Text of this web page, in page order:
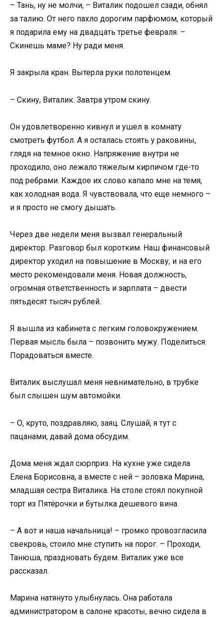
– Тань, ну не молчи, – Виталик подошел сзади, обнял
за талию. От него пахло дорогим парфюмом, который
я подарила ему на двадцать третье февраля. –
Скинешь маме? Ну ради меня.
Я закрыла кран. Вытерла руки полотенцем.
– Скину, Виталик. Завтра утром скину.
Он удовлетворенно кивнул и ушел в комнату
смотреть футбол. А я осталась стоять у раковины,
глядя на темное окно. Напряжение внутри не
проходило, оно лежало тяжелым кирпичом где-то
под ребрами. Каждое их слово капало мне на темя,
как холодная вода. Я чувствовала, что еще немного –
и я просто не смогу дышать.
Через две недели меня вызвал генеральный
директор. Разговор был коротким. Наш финансовый
директор уходил на повышение в Москву, и на его
место рекомендовали меня. Новая должность,
огромная ответственность и зарплата – двести
пятьдесят тысяч рублей.
Я вышла из кабинета с легким головокружением.
Первая мысль была – позвонить мужу. Поделиться.
Порадоваться вместе.
Виталик выслушал меня невнимательно, в трубке
был слышен шум автомойки.
– О, круто, поздравляю, заяц. Слушай, я тут с
пацанами, давай дома обсудим.
Дома меня ждал сюрприз. На кухне уже сидела
Елена Борисовна, а вместе с ней – золовка Марина,
младшая сестра Виталика. На столе стоял покупной
торт из Пятёрочки и бутылка дешевого вина.
– А вот и наша начальница! – громко провозгласила
свекровь, стоило мне ступить на порог. – Проходи,
Танюша, праздновать будем. Виталик уже все
рассказал.
Марина натянуто улыбнулась. Она работала
администратором в салоне красоты, вечно сидела в